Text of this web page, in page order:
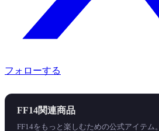
フォローする
FF14関連商品
FF14をもっと楽しむための公式アイテム。